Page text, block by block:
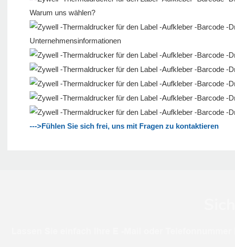
Warum uns wählen?
Unternehmensinformationen
--->Fühlen Sie sich frei, uns mit Fragen zu kontaktieren